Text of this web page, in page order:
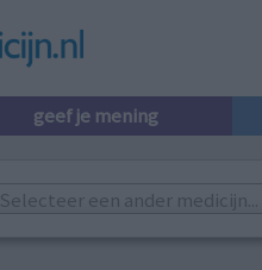
geef je mening
Selecteer een ander medicijn...